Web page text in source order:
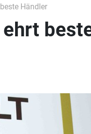
Händler